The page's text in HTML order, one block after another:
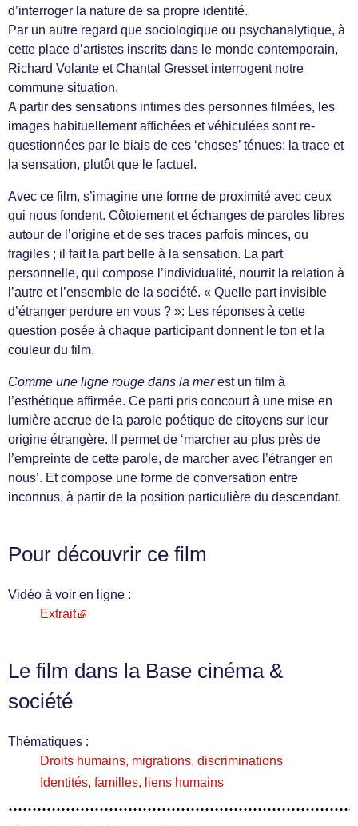
d’interroger la nature de sa propre identité.
Par un autre regard que sociologique ou psychanalytique, à
cette place d’artistes inscrits dans le monde contemporain,
Richard Volante et Chantal Gresset interrogent notre
commune situation.
A partir des sensations intimes des personnes filmées, les
images habituellement affichées et véhiculées sont re-
questionnées par le biais de ces ‘choses’ ténues: la trace et
la sensation, plutôt que le factuel.
Avec ce film, s’imagine une forme de proximité avec ceux
qui nous fondent. Côtoiement et échanges de paroles libres
autour de l’origine et de ses traces parfois minces, ou
fragiles ; il fait la part belle à la sensation. La part
personnelle, qui compose l’individualité, nourrit la relation à
l’autre et l’ensemble de la société. « Quelle part invisible
d’étranger perdure en vous ? »: Les réponses à cette
question posée à chaque participant donnent le ton et la
couleur du film.
Comme une ligne rouge dans la merest un film à
l’esthétique affirmée. Ce parti pris concourt à une mise en
lumière accrue de la parole poétique de citoyens sur leur
origine étrangère. Il permet de ‘marcher au plus près de
l’empreinte de cette parole, de marcher avec l’étranger en
nous’. Et compose une forme de conversation entre
inconnus, à partir de la position particulière du descendant.
Pour découvrir ce film
Vidéo à voir en ligne :
Extrait
Le film dans la Base cinéma &
société
Thématiques :
Droits humains, migrations, discriminations
Identités, familles, liens humains